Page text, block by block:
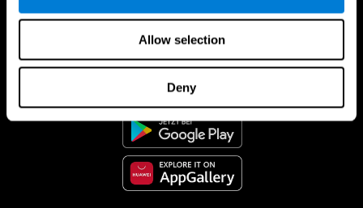
Allow selection
Deny
CogniFit App